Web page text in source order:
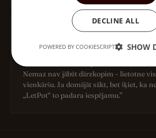
Nemaz nav jābūt dārzkopim – lietotne
vienkāršu. Ja domājāt sākt, bet šķiet, ka
„LetPot“ to padara iespējamu.”
DECLINE ALL
SHOW
POWERED BY COOKIESCRIPT